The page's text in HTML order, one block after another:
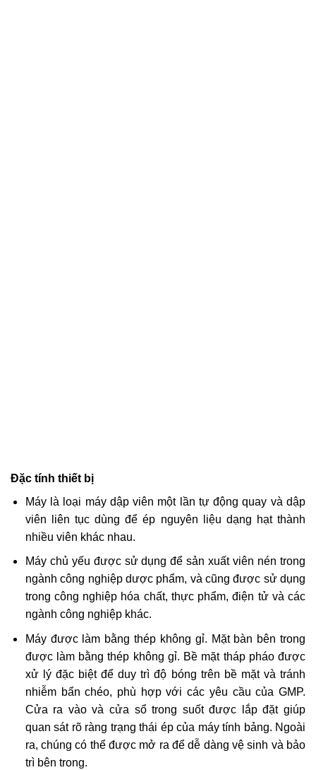
Đặc tính thiết bị
Máy là loại máy dập viên một lần tự động quay và dập
viên liên tục dùng để ép nguyên liệu dạng hạt thành
nhiều viên khác nhau.
Máy chủ yếu được sử dụng để sản xuất viên nén trong
ngành công nghiệp dược phẩm, và cũng được sử dụng
trong công nghiệp hóa chất, thực phẩm, điện tử và các
ngành công nghiệp khác.
Máy được làm bằng thép không gỉ. Mặt bàn bên trong
được làm bằng thép không gỉ. Bề mặt tháp pháo được
xử lý đặc biệt để duy trì độ bóng trên bề mặt và tránh
nhiễm bẩn chéo, phù hợp với các yêu cầu của GMP.
Cửa ra vào và cửa sổ trong suốt được lắp đặt giúp
quan sát rõ ràng trạng thái ép của máy tính bảng. Ngoài
ra, chúng có thể được mở ra để dễ dàng vệ sinh và bảo
trì bên trong.